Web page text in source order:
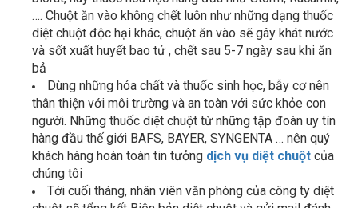
…. Chuột ăn vào không chết luôn như những dạng thuốc
diệt chuột độc hại khác, chuột ăn vào sẽ gây khát nước
và sốt xuất huyết bao tử , chết sau 5-7 ngày sau khi ăn
bả
Dùng những hóa chất và thuốc sinh học, bẫy cơ nên
thân thiện với môi trường và an toàn với sức khỏe con
người. Những thuốc diệt chuột từ những tập đoàn uy tín
hàng đầu thế giới BAFS, BAYER, SYNGENTA … nên quý
khách hàng hoàn toàn tin tưởng dịch vụ diệt chuột của
chúng tôi
Tới cuối tháng, nhân viên văn phòng của công ty diệt
chuột sẽ tổng kết Biên bản diệt chuột và gửi mail đánh